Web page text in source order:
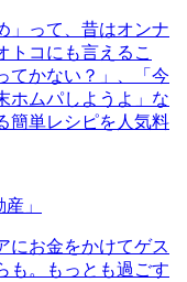
」って、昔はオンナ
トコにも言えるこ
てかない？」、「今
ホムパしようよ」な
簡単レシピを人気料
」
にお金をかけてゲス
も。もっとも過ごす